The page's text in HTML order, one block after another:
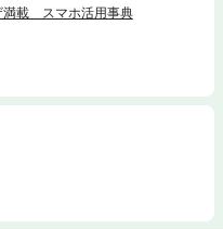
進んだスマホの使い方を身に付
の賢い使い方第4章 必携の
る第6章 パソコン連携でもっ
）・かぎかっこなどの記
に便利な“裏メニュー”を使
場所にピントを合わせる・「こ
の通知がうるさいので止めた
ジ」で・誤送信したメッセージ
満載 スマホ活用事典